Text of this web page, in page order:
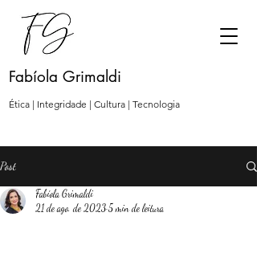
Fabíola Grimaldi
Ética | Integridade | Cultura | Tecnologia
Post
Fabíola Grimaldi
21 de ago. de 2023 5 min de leitura